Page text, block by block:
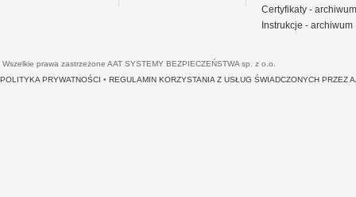
Certyfikaty - archiwum
Instrukcje - archiwum
Wszelkie prawa zastrzeżone AAT SYSTEMY BEZPIECZEŃSTWA sp. z o.o.
POLITYKA PRYWATNOŚCI • REGULAMIN KORZYSTANIA Z USŁUG ŚWIADCZONYCH PRZEZ